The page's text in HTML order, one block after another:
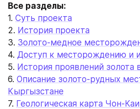
Все разделы:
1. Суть проекта
2. История проекта
3. Золото-медное
4. Доступ к месторождению и
5. История проявлений золота
6. Описание золото-рудных
Кыргызстане
7. Геологическая карта Чон-